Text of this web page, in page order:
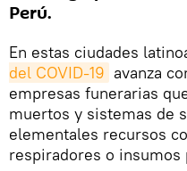
Perú.
En estas ciudades
del COVID-19 avanza
empresas funerarias
muertos y sistemas de
elementales recursos
respiradores o insumos